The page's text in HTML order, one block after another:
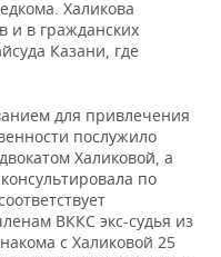
Халикова
и в гражданских
Казани, где
для привлечения
послужило
Халиковой, а
по
ВККС экс-судья из
с Халиковой 25